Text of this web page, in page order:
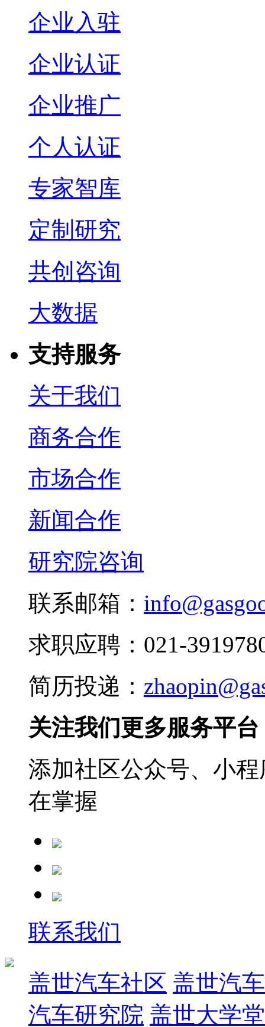
企业入驻
企业认证
企业推广
个人认证
专家智库
定制研究
共创咨询
大数据
支持服务
关于我们
商务合作
市场合作
新闻合作
研究院咨询
联系邮箱：
求职应聘：021-
简历投递：
关注我们更多服务平台
添加社区公众号、小
在掌握
联系我们
盖世汽车社区 盖世汽
汽车研究院 盖世大学堂